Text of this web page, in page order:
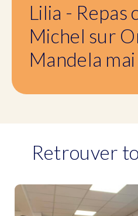
Lilia - Repas
Michel sur
Mandela
Retrouver